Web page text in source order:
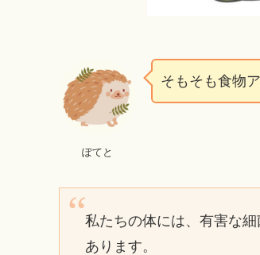
ぽてと
そもそも食物
私たちの体には、有害な
あります。